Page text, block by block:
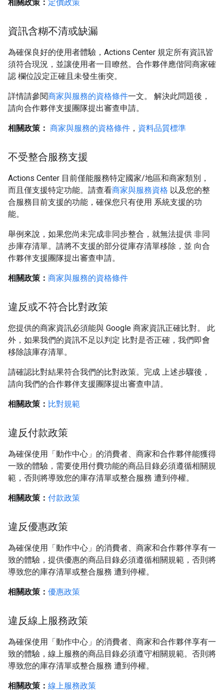
相關政策： 定價政策
資訊含糊不清或缺漏
為確保良好的使用者體驗，Actions Center 規定所有資訊皆
須符合現況，並讓使用者一目瞭然。合作夥伴應偕同商家確
認 欄位設定正確且未發生衝突。
詳情請參閱商家與服務的資格條件一文。 解決此問題後，
請向合作夥伴支援團隊提出審查申請。
相關政策： 商家與服務的資格條件 ， 資料品質標準
不受整合服務支援
Actions Center 目前僅能服務特定國家/地區和商家類別，
而且僅支援特定功能。請查看商家與服務資格 以及您的整
合服務目前支援的功能，確保您只有使用 系統支援的功
能。
舉例來說，如果您尚未完成非同步整合，就無法提供 非同
步庫存清單。請將不支援的部分從庫存清單移除，並 向合
作夥伴支援團隊提出審查申請。
相關政策： 商家與服務的資格條件
違反或不符合比對政策
您提供的商家資訊必須能與 Google 商家資訊正確比對。 此
外，如果我們的資訊不足以判定 比對是否正確，我們即會
移除該庫存清單。
請確認比對結果符合我們的比對政策。完成 上述步驟後，
請向我們的合作夥伴支援團隊提出審查申請。
相關政策： 比對規範
違反付款政策
為確保使用「動作中心」的消費者、商家和合作夥伴能獲得
一致的體驗，需要使用付費功能的商品目錄必須遵循相關規
範，否則將導致您的庫存清單或整合服務 遭到停權。
相關政策： 付款政策
違反優惠政策
為確保使用「動作中心」的消費者、商家和合作夥伴享有一
致的體驗，提供優惠的商品目錄必須遵循相關規範，否則將
導致您的庫存清單或整合服務 遭到停權。
相關政策： 優惠政策
違反線上服務政策
為確保使用「動作中心」的消費者、商家和合作夥伴享有一
致的體驗，線上服務的商品目錄必須遵守相關規範。否則將
導致您的庫存清單或整合服務 遭到停權。
相關政策： 線上服務政策